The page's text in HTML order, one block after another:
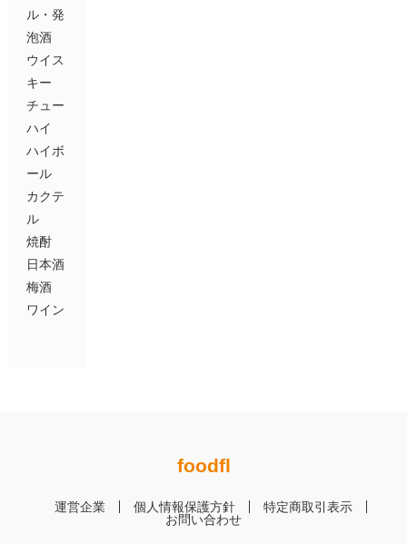
ル・発
泡酒
ウイス
キー
チュー
ハイ
ハイボ
ール
カクテ
ル
焼酎
日本酒
梅酒
ワイン
foodfl
運営企業 個人情報保護方針
特定商取引表示
お問い合わせ